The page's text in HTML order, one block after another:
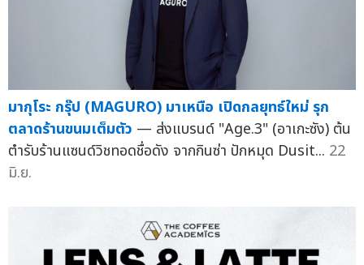
มากุโระ กรุ๊ป (MAGURO) มาเหนือ เปิดกลยุทธ์ใหม่ รุก
ตลาดร้านขนมเต็มตัว — ส่งแบรนด์ "Age.3" (อาเกะซัง) ต้น
ตำรับร้านแซนด์วิชทอดชื่อดัง จากกินซ่า ปักหมุด Dusit... 22
มิ.ย.